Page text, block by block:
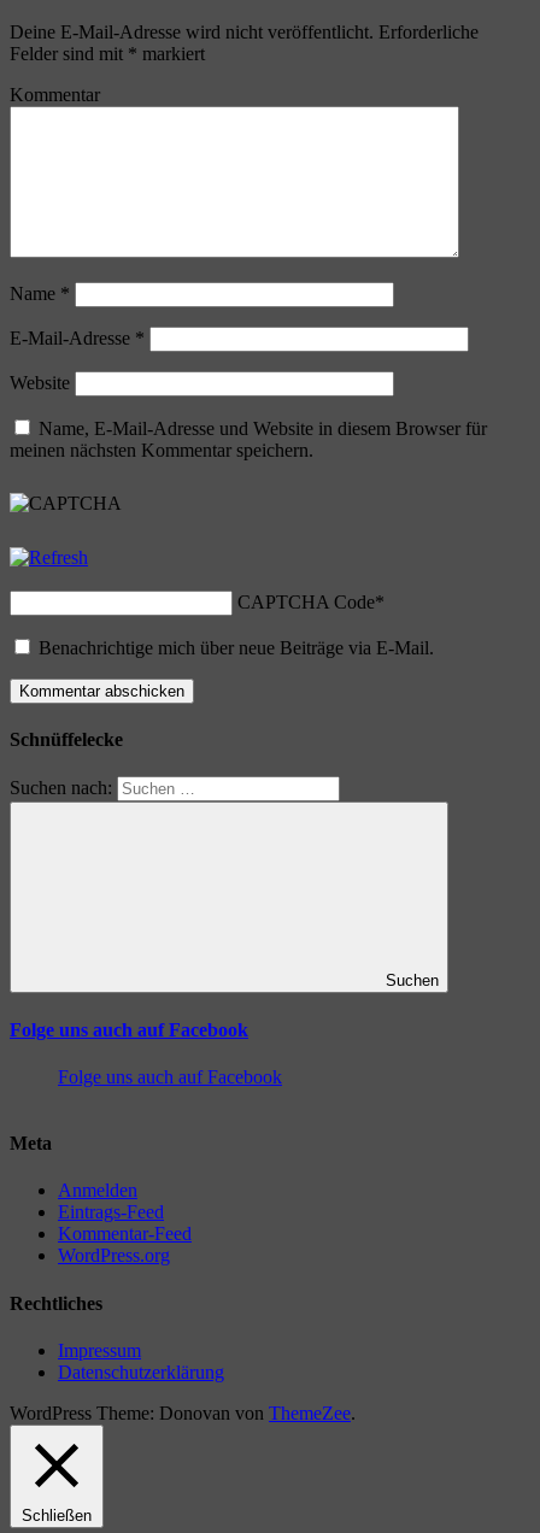
Deine E-Mail-Adresse wird nicht veröffentlicht. Erforderliche
Felder sind mit * markiert
Kommentar
Name *
E-Mail-Adresse *
Website
Name, E-Mail-Adresse und Website in diesem Browser für
meinen nächsten Kommentar speichern.
CAPTCHA Code*
Benachrichtige mich über neue Beiträge via E-Mail.
Schnüffelecke
Suchen nach:
Suchen
Folge uns auch auf Facebook
Folge uns auch auf Facebook
Meta
Anmelden
Eintrags-Feed
Kommentar-Feed
WordPress.org
Rechtliches
Impressum
Datenschutzerklärung
WordPress Theme: Donovan von ThemeZee.
Schließen